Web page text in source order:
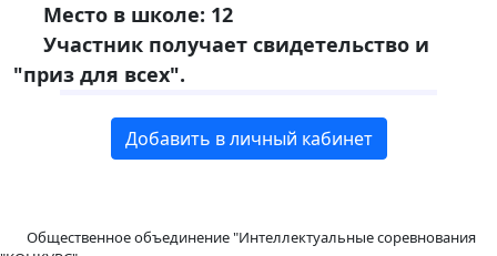
Место в школе: 12
Участник получает свидетельство и
"приз для всех".
Добавить в личный кабинет
Общественное объединение "Интеллектуальные соревнования